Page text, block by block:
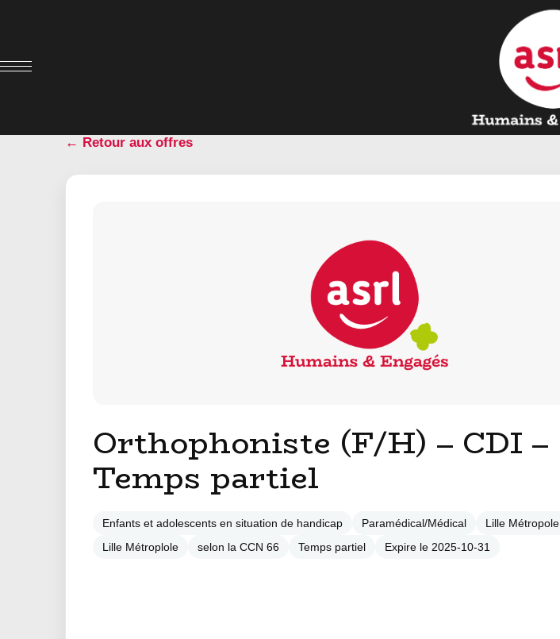
← Retour aux offres
Orthophoniste (F/H) – CDI –
Temps partiel
Enfants et adolescents en situation de handicap Paramédical/Médical
Lille Métropole
Lille Métroplole
selon la CCN 66 Temps partiel Expire le 2025-10-31